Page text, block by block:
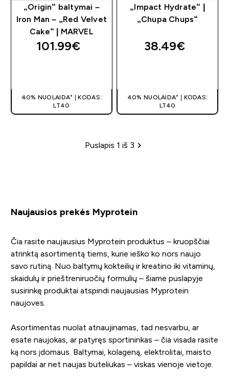
„Origin“ baltymai –
Iron Man – „Red Velvet
Cake“ | MARVEL
101.99€‎
40% NUOLAIDA* | KODAS:
LT40
„Impact Hydrate“ |
„Chupa Chups“
38.49€‎
40% NUOLAIDA* | KODAS:
LT40
Puslapių žymėjimas
Puslapis 1 iš 3
Naujausios prekės Myprotein
Čia rasite naujausius Myprotein produktus – kruopščiai
atrinktą asortimentą tiems, kurie ieško ko nors naujo
savo rutiną. Nuo baltymų kokteilių ir kreatino iki vitaminų,
skaidulų ir prieštreniruočių formulių – šiame puslapyje
susirinkę produktai atspindi naujausias Myprotein
naujoves.
Asortimentas nuolat atnaujinamas, tad nesvarbu, ar
esate naujokas, ar patyręs sportininkas – čia visada rasite
ką nors įdomaus. Baltymai, kolageną, elektrolitai, maisto
papildai ar net naujas buteliukas – viskas vienoje vietoje.